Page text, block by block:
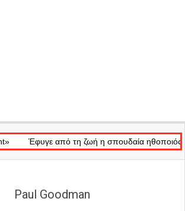
Έφυγε από τη ζωή η σπουδαία ηθοποιός Μάρω
Paul Goodman